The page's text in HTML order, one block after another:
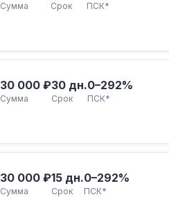
Сумма Срок ПСК*
30 000 ₽
Сумма
30 дн.
Срок
0–292%
ПСК*
30 000 ₽
Сумма
15 дн.
Срок
0–292%
ПСК*